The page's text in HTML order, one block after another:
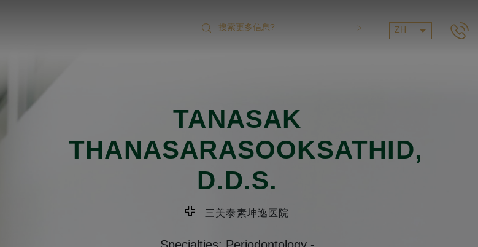
ZH
TANASAK
THANASARASOOKSATHID,
D.D.S.
三美泰素坤逸医院